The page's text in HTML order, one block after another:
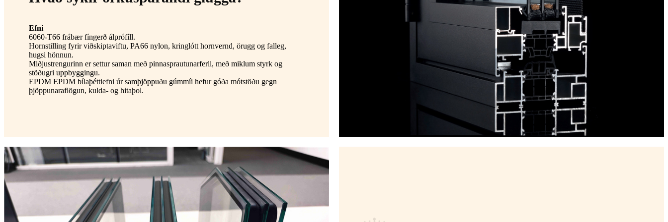
Efni
6060-T66 frábær fíngerð álprófíll.
Hornstilling fyrir viðskiptaviftu, PA66 nylon, kringlótt hornvernd, örugg og falleg,
hugsi hönnun.
Miðjustrengurinn er settur saman með pinnasprautunarferli, með miklum styrk og
stöðugri uppbyggingu.
EPDM EPDM bílaþéttiefni úr samþjöppuðu gúmmíi hefur góða mótstöðu gegn
þjöppunaraflögun, kulda- og hitaþol.